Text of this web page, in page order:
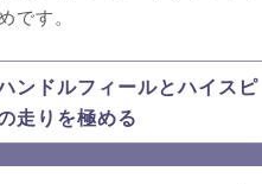
です。
ンドルフィールとハイスピ
走りを極める